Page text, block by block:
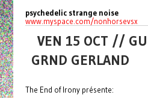
psychedelic strange noise
www.myspace.com/nonhorsevsx
VEN 15 OCT //
GRND GERLAND
The End of Irony présente: